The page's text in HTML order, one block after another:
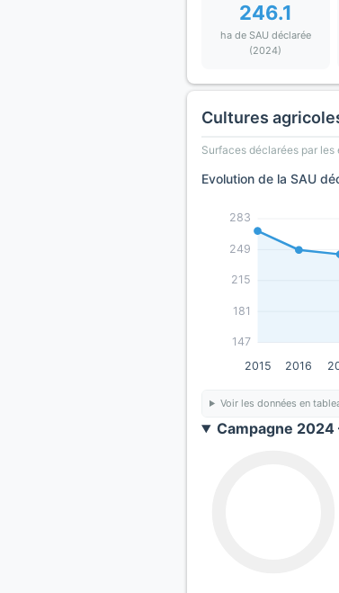
246.1
ha de SAU déclarée
(2024)
Cultures
Surfaces déclarées par les
Evolution de la SAU
147
181
215
249
283
2015 2016
Voir les données en
Campagne